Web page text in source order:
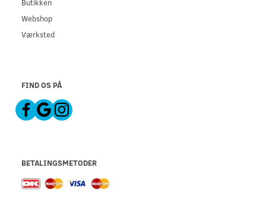
Butikken
Webshop
Værksted
FIND OS PÅ
BETALINGSMETODER